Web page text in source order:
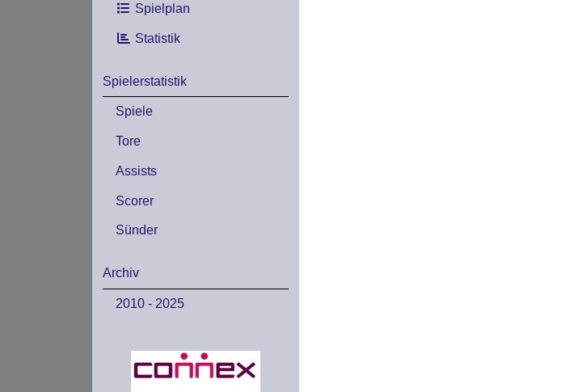
Spielplan
Statistik
Spielerstatistik
Spiele
Tore
Assists
Scorer
Sünder
Archiv
2010 - 2025